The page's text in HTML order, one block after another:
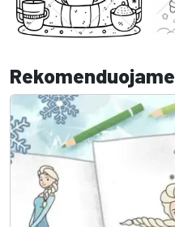
Rekomenduojame